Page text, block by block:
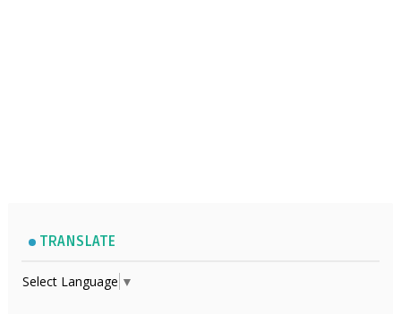
TRANSLATE
Select Language ▼